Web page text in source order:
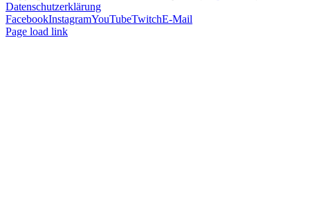
Datenschutzerklärung
FacebookInstagramYouTubeTwitchE-Mail
Page load link